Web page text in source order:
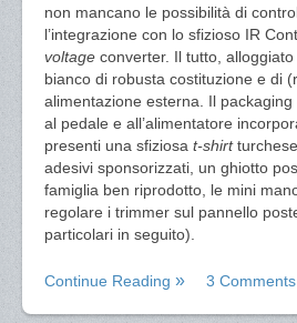
non mancano le possibilità di
l’integrazione con lo sfizioso IR
voltage converter. Il tutto, alloggiato
bianco di robusta costituzione e di
alimentazione esterna. Il
al pedale e all’alimentatore
presenti una sfiziosa t-shirt
adesivi sponsorizzati, un ghiotto
famiglia ben riprodotto, le mini
regolare i trimmer sul pannello
particolari in seguito).
Continue Reading 3 Comments